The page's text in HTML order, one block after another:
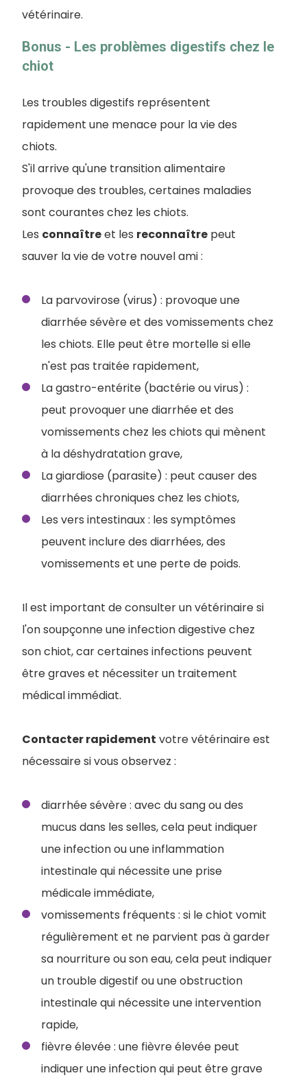
vétérinaire.
Bonus - Les problèmes digestifs chez le
chiot
Les troubles digestifs représentent
rapidement une menace pour la vie des
chiots.
S'il arrive qu'une transition alimentaire
provoque des troubles, certaines maladies
sont courantes chez les chiots.
Les connaîtreet les reconnaître peut
sauver la vie de votre nouvel ami :
La parvovirose (virus) : provoque une
diarrhée sévère et des vomissements chez
les chiots. Elle peut être mortelle si elle
n'est pas traitée rapidement,
La gastro-entérite (bactérie ou virus) :
peut provoquer une diarrhée et des
vomissements chez les chiots qui mènent
à la déshydratation grave,
La giardiose (parasite) : peut causer des
diarrhées chroniques chez les chiots,
Les vers intestinaux : les symptômes
peuvent inclure des diarrhées, des
vomissements et une perte de poids.
Il est important de consulter un vétérinaire si
l'on soupçonne une infection digestive chez
son chiot, car certaines infections peuvent
être graves et nécessiter un traitement
médical immédiat.
Contacter rapidement votre vétérinaire est
nécessaire si vous observez :
diarrhée sévère : avec du sang ou des
mucus dans les selles, cela peut indiquer
une infection ou une inflammation
intestinale qui nécessite une prise
médicale immédiate,
vomissements fréquents : si le chiot vomit
régulièrement et ne parvient pas à garder
sa nourriture ou son eau, cela peut indiquer
un trouble digestif ou une obstruction
intestinale qui nécessite une intervention
rapide,
fièvre élevée : une fièvre élevée peut
indiquer une infection qui peut être grave